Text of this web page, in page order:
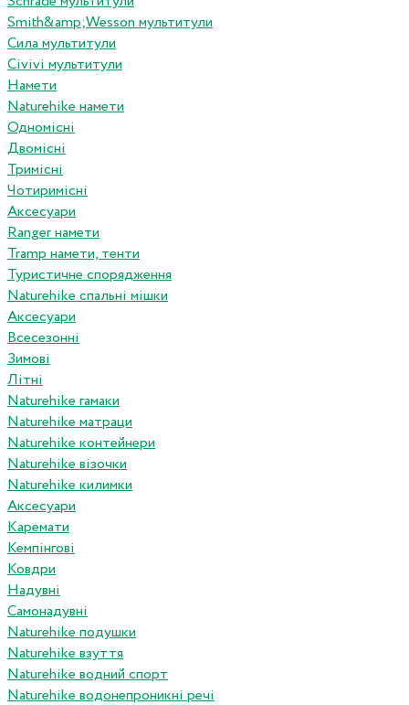
Smith&amp;Wesson мультитули
Сила мультитули
Civivi мультитули
Намети
Naturehike намети
Одномісні
Двомісні
Тримісні
Чотиримісні
Аксесуари
Ranger намети
Tramp намети, тенти
Туристичне спорядження
Naturehike спальні мішки
Аксесуари
Всесезонні
Зимові
Літні
Naturehike гамаки
Naturehike матраци
Naturehike контейнери
Naturehike візочки
Naturehike килимки
Аксесуари
Каремати
Кемпінгові
Ковдри
Надувні
Самонадувні
Naturehike подушки
Naturehike взуття
Naturehike водний спорт
Naturehike водонепроникні речі